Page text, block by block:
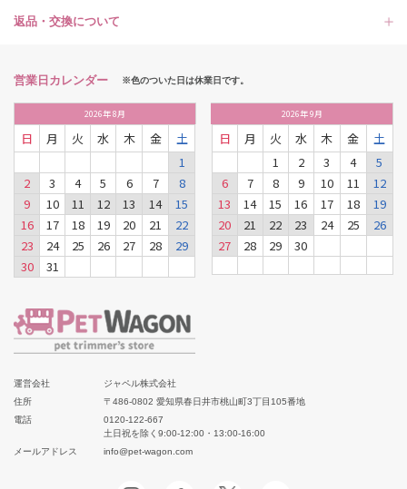
返品・交換について
営業日カレンダー ※色のついた日は休業日です。
2026年8月
日 月 火 水 木 金
土
1
2
3 4 5 6 7
8
9
10 11 12 13 14
15
16
17 18 19 20 21
22
23
24 25 26 27 28
29
30
31
2026年9月
日 月 火 水 木 金
土
1
2 3 4
5
6
7 8 9 10 11
12
13
14 15 16 17 18
19
20
21 22 23 24 25
26
27
28 29 30
運営会社
ジャペル株式会社
住所
〒486-0802 愛知県春日井市桃山町3丁目105番地
電話
0120-122-667
土日祝を除く9:00-12:00・13:00-16:00
メールアドレス
info@pet-wagon.com